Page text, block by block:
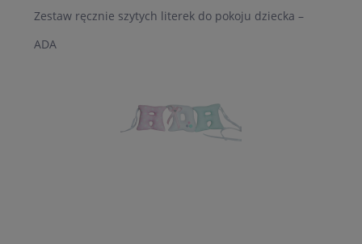
Zestaw ręcznie szytych literek do pokoju dziecka –
ADA